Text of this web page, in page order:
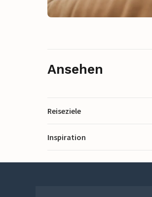
Ansehen
Reiseziele
Inspiration